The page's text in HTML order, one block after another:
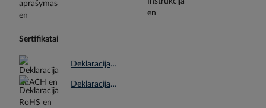
Sertifikatai
Deklaracija REACH en.pdf
Deklaracija RoHS en.pdf